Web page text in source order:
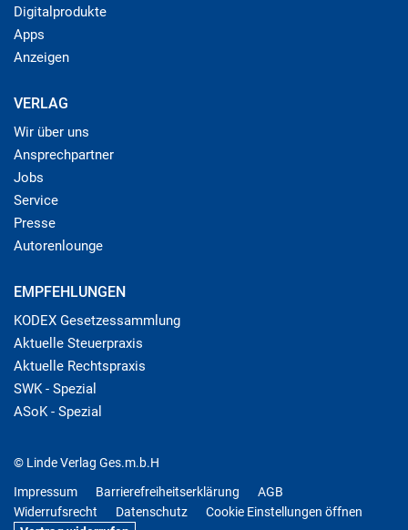
Digitalprodukte
Apps
Anzeigen
VERLAG
Wir über uns
Ansprechpartner
Jobs
Service
Presse
Autorenlounge
EMPFEHLUNGEN
KODEX Gesetzessammlung
Aktuelle Steuerpraxis
Aktuelle Rechtspraxis
SWK - Spezial
ASoK - Spezial
© Linde Verlag Ges.m.b.H
Impressum
Barrierefreiheitserklärung
AGB
Widerrufsrecht
Datenschutz
Cookie Einstellungen öffnen